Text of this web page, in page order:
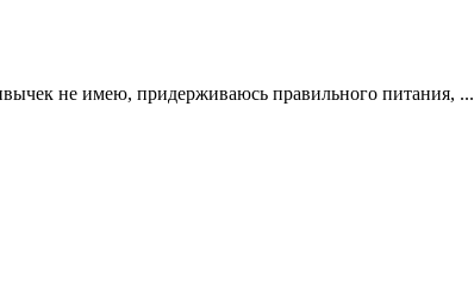
не имею, придерживаюсь правильного питания, ...